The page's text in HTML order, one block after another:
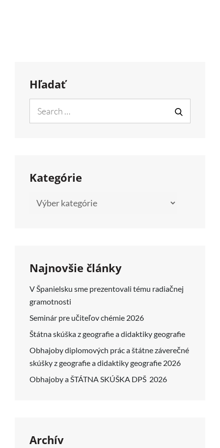
Hľadať
for:
SEARCH
Kategórie
Kategórie
Najnovšie články
V Španielsku sme prezentovali tému radiačnej
gramotnosti
Seminár pre učiteľov chémie 2026
Štátna skúška z geografie a didaktiky geografie
Obhajoby diplomových prác a štátne záverečné
skúšky z geografie a didaktiky geografie 2026
Obhajoby a ŠTÁTNA SKÚŠKA DPŠ 2026
Archív